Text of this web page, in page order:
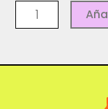
Hoodie
Estrella
LOSI